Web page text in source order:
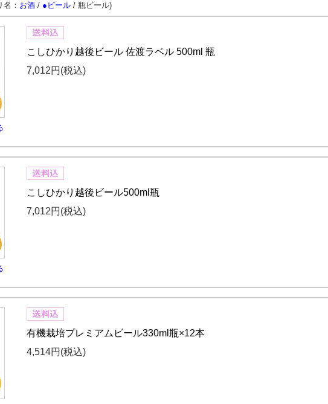
名： お酒 / ●ビール / 瓶ビール)
こしひかり越後ビール 佐渡ラベル 500ml 瓶
7,012円 (税込)
こしひかり越後ビール500ml瓶
7,012円 (税込)
有機栽培プレミアムビール330ml瓶×12本
4,514円 (税込)